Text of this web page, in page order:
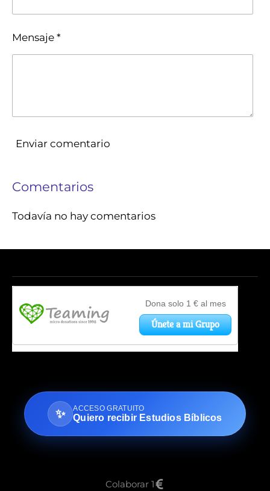
Mensaje *
Enviar comentario
Comentarios
Todavía no hay comentarios
✨ ACCESO GRATUITO
Quiero recibir Estudios Bíblicos
Colaborar 1